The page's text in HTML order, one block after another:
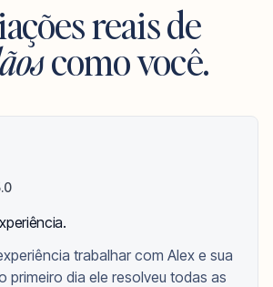
reais de
como você.
trabalhar com Alex e sua
primeiro dia ele resolveu todas as